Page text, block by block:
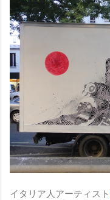
イタリア人アーティスト